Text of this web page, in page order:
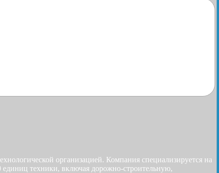
организацией. Компания специализируется на
единиц техники, включая дорожно-строительную,